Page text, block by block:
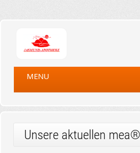
MENU
Unsere aktuellen